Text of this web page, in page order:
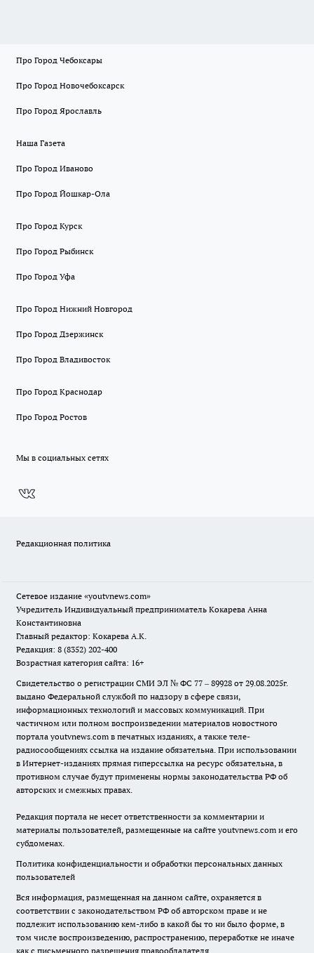
Про Город Чебоксары
Про Город Новочебоксарск
Про Город Ярославль
Наша Газета
Про Город Иваново
Про Город Йошкар-Ола
Про Город Курск
Про Город Рыбинск
Про Город Уфа
Про Город Нижний Новгород
Про Город Дзержинск
Про Город Владивосток
Про Город Краснодар
Про Город Ростов
Мы в социальных сетях
Редакционная политика
Сетевое издание «youtvnews.com»
Учредитель Индивидуальный предприниматель Кокарева Анна
Константиновна
Главный редактор: Кокарева А.К.
Редакция: 8 (8352) 202-400
Возрастная категория сайта: 16+
Свидетельство о регистрации СМИ ЭЛ № ФС 77 – 89928 от 29.08.2025г.
выдано Федеральной службой по надзору в сфере связи,
информационных технологий и массовых коммуникаций. При
частичном или полном воспроизведении материалов новостного
портала youtvnews.com в печатных изданиях, а также теле-
радиосообщениях ссылка на издание обязательна. При использовании
в Интернет-изданиях прямая гиперссылка на ресурс обязательна, в
противном случае будут применены нормы законодательства РФ об
авторских и смежных правах.
Редакция портала не несет ответственности за комментарии и
материалы пользователей, размещенные на сайте youtvnews.com и его
субдоменах.
Политика конфиденциальности и обработки персональных данных
пользователей
Вся информация, размещенная на данном сайте, охраняется в
соответствии с законодательством РФ об авторском праве и не
подлежит использованию кем-либо в какой бы то ни было форме, в
том числе воспроизведению, распространению, переработке не иначе
как с письменного разрешения правообладателя.